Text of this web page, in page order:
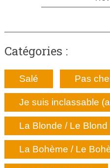
Catégories :
Salé Pas
Je suis inclassable
La Blonde / Le Blond
La Bohème / Le